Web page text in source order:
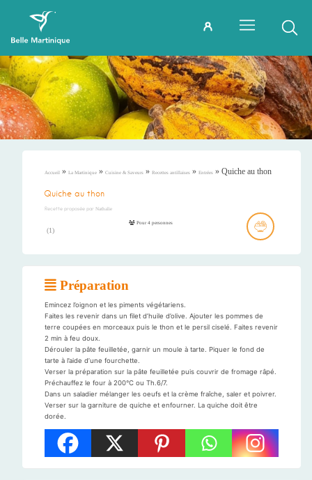
Accueil » La Martinique » Cuisine & Saveurs » Recettes antillaises » Entrées » Quiche au thon
Quiche au thon
Recette proposée par Nathalie
(1)
Pour 4 personnes
Préparation
Emincez l’oignon et les piments végétariens.
Faites les revenir dans un filet d’huile d’olive. Ajouter les pommes de
terre coupées en morceaux puis le thon et le persil ciselé. Faites revenir
2 min à feu doux.
Dérouler la pâte feuilletée, garnir un moule à tarte. Piquer le fond de
tarte à l’aide d’une fourchette.
Verser la préparation sur la pâte feuilletée puis couvrir de fromage râpé.
Préchauffez le four à 200°C ou Th.6/7.
Dans un saladier mélanger les oeufs et la crème fraîche, saler et poivrer.
Verser sur la garniture de quiche et enfourner. La quiche doit être
dorée.